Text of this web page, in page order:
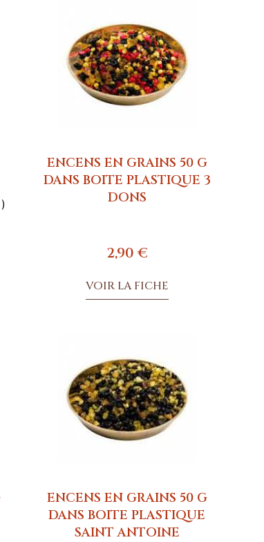
ENCENS EN GRAINS 50 G
DANS BOITE PLASTIQUE 3
DONS
2,90 €
VOIR LA FICHE
ENCENS EN GRAINS 50 G
DANS BOITE PLASTIQUE
SAINT ANTOINE